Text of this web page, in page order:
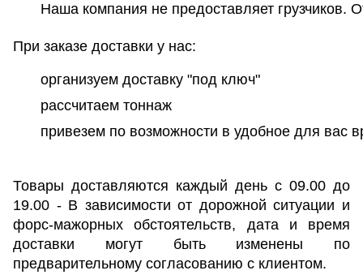
Наша компания не предоставляет грузчиков.
При заказе доставки у нас:
организуем доставку "под ключ"
рассчитаем тоннаж
привезем по возможности в удобное для вас
Товары доставляются каждый день с 09.00 до
19.00 - В зависимости от дорожной ситуации и
форс-мажорных обстоятельств, дата и время
доставки могут быть изменены по
предварительному согласованию с клиентом.